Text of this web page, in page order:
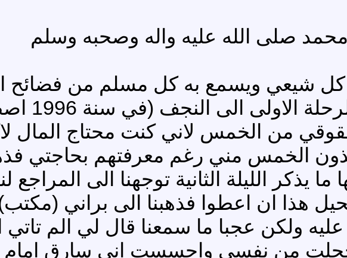
محمد صلى الله عليه واله وصحبه وسلم
كل شيعي ويسمع به كل مسلم من فضائح
ساطرحها
من الخمس لاني كنت محتاج المال
الخمس مني رغم معرفتهم بحاجتي
ما يذكر الليلة الثانية توجهنا الى
هذا ان اعطوا فذهبنا الى براني (مكتب)
ولكن عجبا ما سمعنا قال لي الم
وخجلت من نفسي واحسست اني سارق